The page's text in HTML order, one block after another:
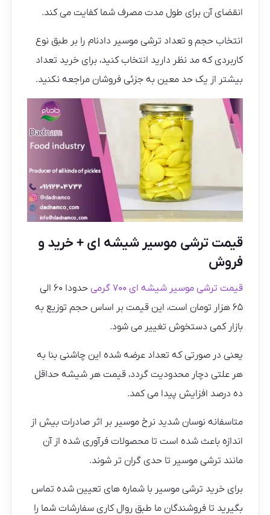
انقضای آن برای طول مدت مصرف شما کفایت می کند.
انتخاب حجم و تعداد ترشی موسیر دادنام را بر طبق نوع
کاربردی که مد نظر دارید انتخاب کنید، برای خرید تعداد
بیشتر از یک حد معین به جزئی فروشان مراجعه نکنید.
قیمت ترشی موسیر شیشه ای + خرید و
فروش
قیمت ترشی موسیر شیشه ای ۷۰۰ گرمی
حدودا ۶۰ الی
۶۵ هزار تومان است، این قیمت بر اساس حجم توزیع به
بازار کمی دستخوش تغییر می شود.
یعنی در صورتی که تعداد عرضه شده این چاشنی بنا به
هر علتی دچار محدودیت گردد، قیمت هر شیشه حداقل
ده درصد افزایش پیدا می کمد.
متاسفانه نوسان شدید نرخ موسیر بر اثر صادرات بیش از
اندازه باعث شده است تا محصولات فرآوری شده از آن
مانند ترشی موسیر تا حدی گران تر شوند.
برای خرید ترشی موسیر با شماره های تعیین شده تماس
بگیرید تا فروشندگان ما طبق روال کاری سفارشات شما را